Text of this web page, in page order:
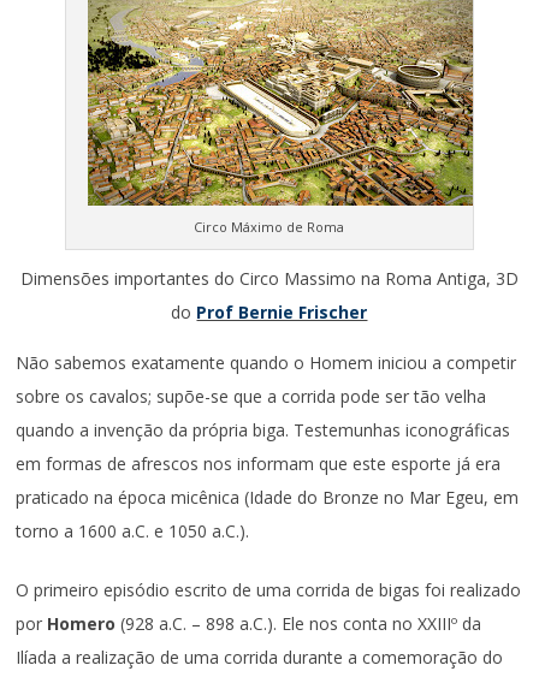
Circo Máximo de Roma
Dimensões importantes do Circo Massimo na Roma Antiga, 3D
do Prof Bernie Frischer
Não sabemos exatamente quando o Homem iniciou a competir
sobre os cavalos; supõe-se que a corrida pode ser tão velha
quando a invenção da própria biga. Testemunhas iconográficas
em formas de afrescos nos informam que este esporte já era
praticado na época micênica (Idade do Bronze no Mar Egeu, em
torno a 1600 a.C. e 1050 a.C.).
O primeiro episódio escrito de uma corrida de bigas foi realizado
por Homero(928 a.C. – 898 a.C.). Ele nos conta no XXIIIº da
Ilíada a realização de uma corrida durante a comemoração do